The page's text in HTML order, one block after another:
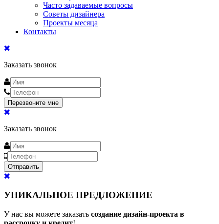
Часто задаваемые вопросы
Советы дизайнера
Проекты месяца
Контакты
Заказать звонок
Заказать звонок
УНИКАЛЬНОЕ ПРЕДЛОЖЕНИЕ
У нас вы можете заказать создание дизайн-проекта в